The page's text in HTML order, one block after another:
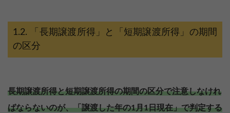
「長期譲渡所得」と「短期譲渡所得」の期間
の区分
長期譲渡所得と短期譲渡所得の期間の区分で注意しなけれ
ばならないのが、「譲渡した年の1月1日現在」で判定する